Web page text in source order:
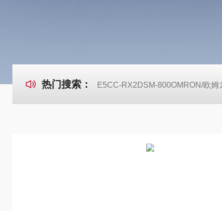
热门搜索： E5CC-RX2DSM-800OMRON/欧